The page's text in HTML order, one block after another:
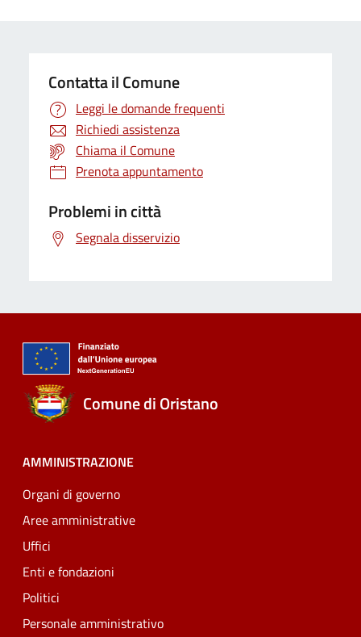
Contatta il Comune
Leggi le domande frequenti
Richiedi assistenza
Chiama il Comune
Prenota appuntamento
Problemi in città
Segnala disservizio
Comune di Oristano
AMMINISTRAZIONE
Organi di governo
Aree amministrative
Uffici
Enti e fondazioni
Politici
Personale amministrativo